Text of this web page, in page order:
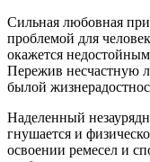
Сильная любовная
проблемой для
окажется
Пережив несчастную
былой
Наделенный
гнушается и
освоении ремесел и